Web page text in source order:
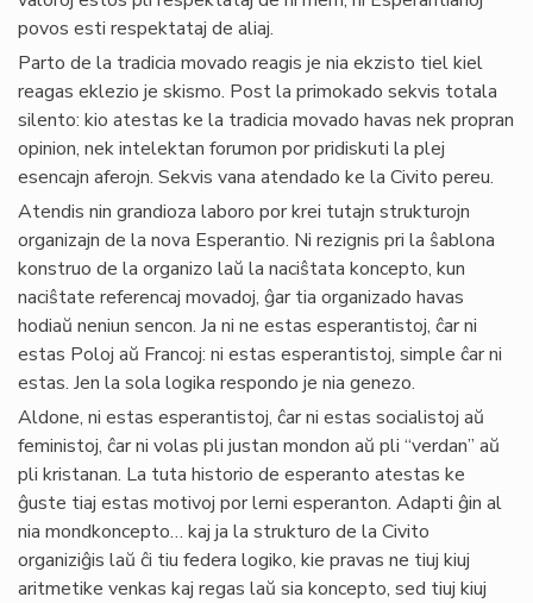
povos esti respektataj de aliaj.
Parto de la tradicia movado reagis je nia ekzisto tiel kiel
reagas eklezio je skismo. Post la primokado sekvis totala
silento: kio atestas ke la tradicia movado havas nek propran
opinion, nek intelektan forumon por pridiskuti la plej
esencajn aferojn. Sekvis vana atendado ke la Civito pereu.
Atendis nin grandioza laboro por krei tutajn strukturojn
organizajn de la nova Esperantio. Ni rezignis pri la ŝablona
konstruo de la organizo laŭ la naciŝtata koncepto, kun
naciŝtate referencaj movadoj, ĝar tia organizado havas
hodiaŭ neniun sencon. Ja ni ne estas esperantistoj, ĉar ni
estas Poloj aŭ Francoj: ni estas esperantistoj, simple ĉar ni
estas. Jen la sola logika respondo je nia genezo.
Aldone, ni estas esperantistoj, ĉar ni estas socialistoj aŭ
feministoj, ĉar ni volas pli justan mondon aŭ pli “verdan” aŭ
pli kristanan. La tuta historio de esperanto atestas ke
ĝuste tiaj estas motivoj por lerni esperanton. Adapti ĝin al
nia mondkoncepto… kaj ja la strukturo de la Civito
organiziĝis laŭ ĉi tiu federa logiko, kie pravas ne tiuj kiuj
aritmetike venkas kaj regas laŭ sia koncepto, sed tiuj kiuj